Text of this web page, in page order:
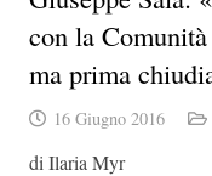
con la
ma prima
16 Giugno 2016
di Ilaria Myr